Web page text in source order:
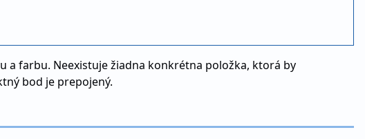
a farbu. Neexistuje žiadna konkrétna položka, ktorá by
bod je prepojený.